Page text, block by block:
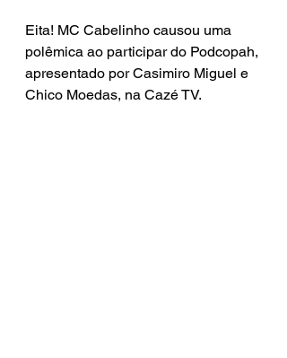
Eita! MC Cabelinho causou uma
polêmica ao participar do Podcopah,
apresentado por Casimiro Miguel e
Chico Moedas, na Cazé TV.